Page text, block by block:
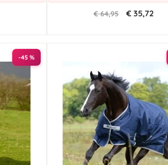
€ 64,95 € 35,72
-45 %